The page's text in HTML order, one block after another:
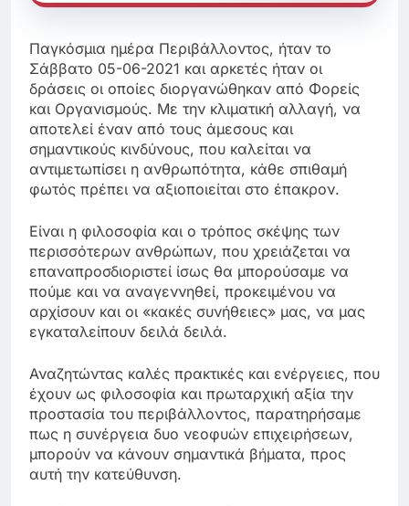
Παγκόσμια ημέρα Περιβάλλοντος, ήταν το
Σάββατο 05-06-2021 και αρκετές ήταν οι
δράσεις οι οποίες διοργανώθηκαν από Φορείς
και Οργανισμούς. Με την κλιματική αλλαγή, να
αποτελεί έναν από τους άμεσους και
σημαντικούς κινδύνους, που καλείται να
αντιμετωπίσει η ανθρωπότητα, κάθε σπιθαμή
φωτός πρέπει να αξιοποιείται στο έπακρον.
Είναι η φιλοσοφία και ο τρόπος σκέψης των
περισσότερων ανθρώπων, που χρειάζεται να
επαναπροσδιοριστεί ίσως θα μπορούσαμε να
πούμε και να αναγεννηθεί, προκειμένου να
αρχίσουν και οι «κακές συνήθειες» μας, να μας
εγκαταλείπουν δειλά δειλά.
Αναζητώντας καλές πρακτικές και ενέργειες, που
έχουν ως φιλοσοφία και πρωταρχική αξία την
προστασία του περιβάλλοντος, παρατηρήσαμε
πως η συνέργεια δυο νεοφυών επιχειρήσεων,
μπορούν να κάνουν σημαντικά βήματα, προς
αυτή την κατεύθυνση.